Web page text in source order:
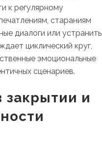
к регулярному
стараниям
диалоги или устранить
циклический круг,
эмоциональные
сценариев.
закрытии и